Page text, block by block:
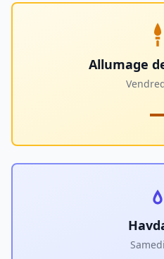
Allumage